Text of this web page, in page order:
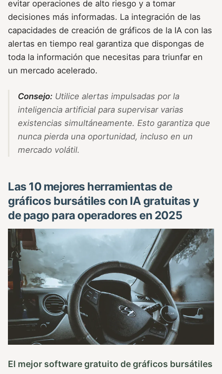
evitar operaciones de alto riesgo y a tomar
decisiones más informadas. La integración de las
capacidades de creación de gráficos de la IA con las
alertas en tiempo real garantiza que dispongas de
toda la información que necesitas para triunfar en
un mercado acelerado.
Consejo:Utilice alertas impulsadas por la
inteligencia artificial para supervisar varias
existencias simultáneamente. Esto garantiza que
nunca pierda una oportunidad, incluso en un
mercado volátil.
Las 10 mejores herramientas de
gráficos bursátiles con IA gratuitas y
de pago para operadores en 2025
El mejor software gratuito de gráficos bursátiles